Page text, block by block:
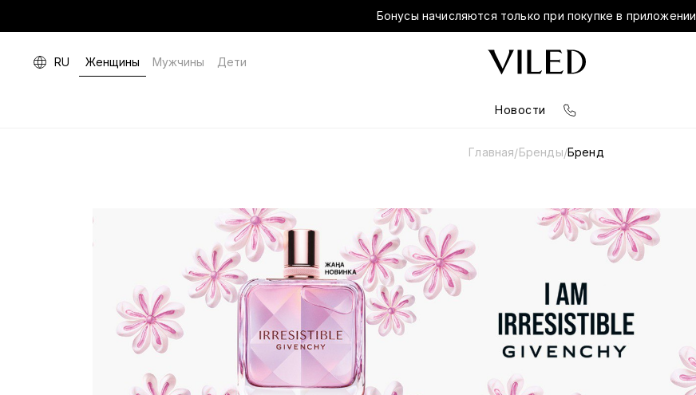
Бонусы начисляются только при покупке в приложении
RU Женщины Мужчины Дети
Новости
Главная/Бренды/Бренд